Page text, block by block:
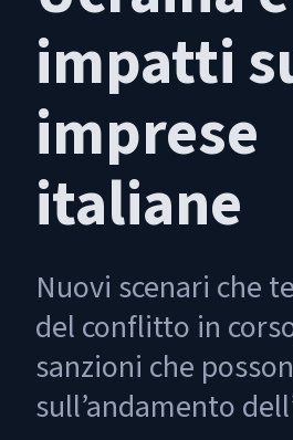
impatti
imprese
italiane
Nuovi scenari che
del conflitto in
sanzioni che
sull’andamento